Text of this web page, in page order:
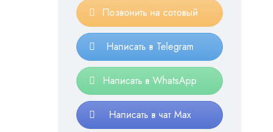
Позвонить на сотовый
Написать в Telegram
Написать в WhatsApp
Написать в чат Max